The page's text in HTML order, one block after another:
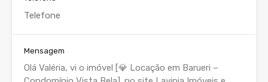
Mensagem